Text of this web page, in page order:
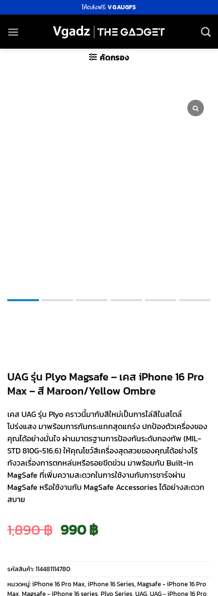
ไป
ยัง
โค้ดส่งฟรี:VGAUGFS
คัดกรอง
UAG รุ่น Plyo Magsafe – เคส iPhone 16 Pro
Max – สี Maroon/Yellow Ombre
เคส UAG รุ่น Plyo คราวนี้มากับสีใหม่เป็นการไล่สีในสไตล์
โปร่งแสง มาพร้อมการกันกระแทกสุดแกร่ง ปกป้องตัวเครื่องของ
คุณได้อย่างมั่นใจ ผ่านมาตรฐานการป้องกันระดับกองทัพ (MIL-
STD 810G-516.6) ให้คุณโชว์สีเครื่องสุดสวยของคุณได้อย่างไร้
กังวลเรื่องการตกหล่นหรือรอยขีดข่วน มาพร้อมกับ Built-in
MagSafe ที่เพิ่มความสะดวกในการใช้งานกับการชาร์จผ่าน
MagSafe หรือใช้งานกับ MagSafe Accessories ได้อย่างสะดวก
สบาย
1,890฿ Original
price
was:
990฿Current
price
is:
รหัสสินค้า:114481114780
หมวดหมู่:iPhone 16 Pro Max, iPhone 16 Series, Magsafe - iPhone 16 Pro
Max, Magsafe - iPhone 16 series, Plyo Series, UAG, UAG - iPhone 16 Pro